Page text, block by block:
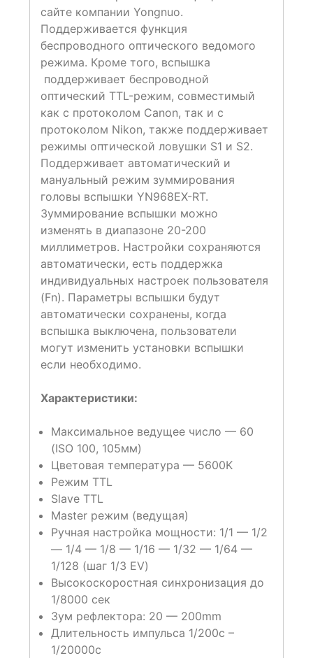
сайте компании Yongnuo.
Поддерживается функция
беспроводного оптического ведомого
режима. Кроме того, вспышка
поддерживает беспроводной
оптический TTL-режим, совместимый
как с протоколом Canon, так и с
протоколом Nikon, также поддерживает
режимы оптической ловушки S1 и S2.
Поддерживает автоматический и
мануальный режим зуммирования
головы вспышки YN968EX-RT.
Зуммирование вспышки можно
изменять в диапазоне 20-200
миллиметров. Настройки сохраняются
автоматически, есть поддержка
индивидуальных настроек пользователя
(Fn). Параметры вспышки будут
автоматически сохранены, когда
вспышка выключена, пользователи
могут изменить установки вспышки
если необходимо.
Характеристики:
Максимальное ведущее число — 60
(ISO 100, 105мм)
Цветовая температура — 5600K
Режим TTL
Slave TTL
Master режим (ведущая)
Ручная настройка мощности: 1/1 — 1/2
— 1/4 — 1/8 — 1/16 — 1/32 — 1/64 —
1/128 (шаг 1/3 EV)
Высокоскоростная синхронизация до
1/8000 сек
Зум рефлектора: 20 — 200mm
Длительность импульса 1/200с –
1/20000с